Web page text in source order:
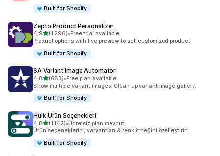
Built for Shopify
Zepto Product Personalizer
4,95 yıldız üzerinden
(1.296)
toplam 1296 değerlendirme
•Free trial available
Product options with live preview to sell customized product
Built for Shopify
SA Variant Image Automator
4,85 yıldız üzerinden
(683)
toplam 683 değerlendirme
•Free plan available
Show multiple variant images. Clean up variant image gallery.
Built for Shopify
Hulk Ürün Seçenekleri
4,85 yıldız üzerinden
(1.142)
toplam 1142 değerlendirme
•Ücretsiz plan mevcut
Ürün seçeneklerini, varyantları & renk örneğini özelleştirin.
Built for Shopify